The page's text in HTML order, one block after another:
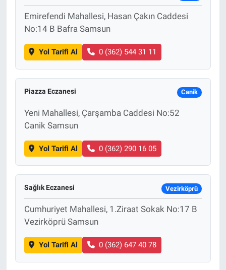
Emirefendi Mahallesi, Hasan Çakın Caddesi
No:14 B Bafra Samsun
Yol Tarifi Al 0 (362) 544 31 11
Piazza Eczanesi Canik
Yeni Mahallesi, Çarşamba Caddesi No:52
Canik Samsun
Yol Tarifi Al 0 (362) 290 16 05
Sağlık Eczanesi Vezirköprü
Cumhuriyet Mahallesi, 1.Ziraat Sokak No:17 B
Vezirköprü Samsun
Yol Tarifi Al 0 (362) 647 40 78